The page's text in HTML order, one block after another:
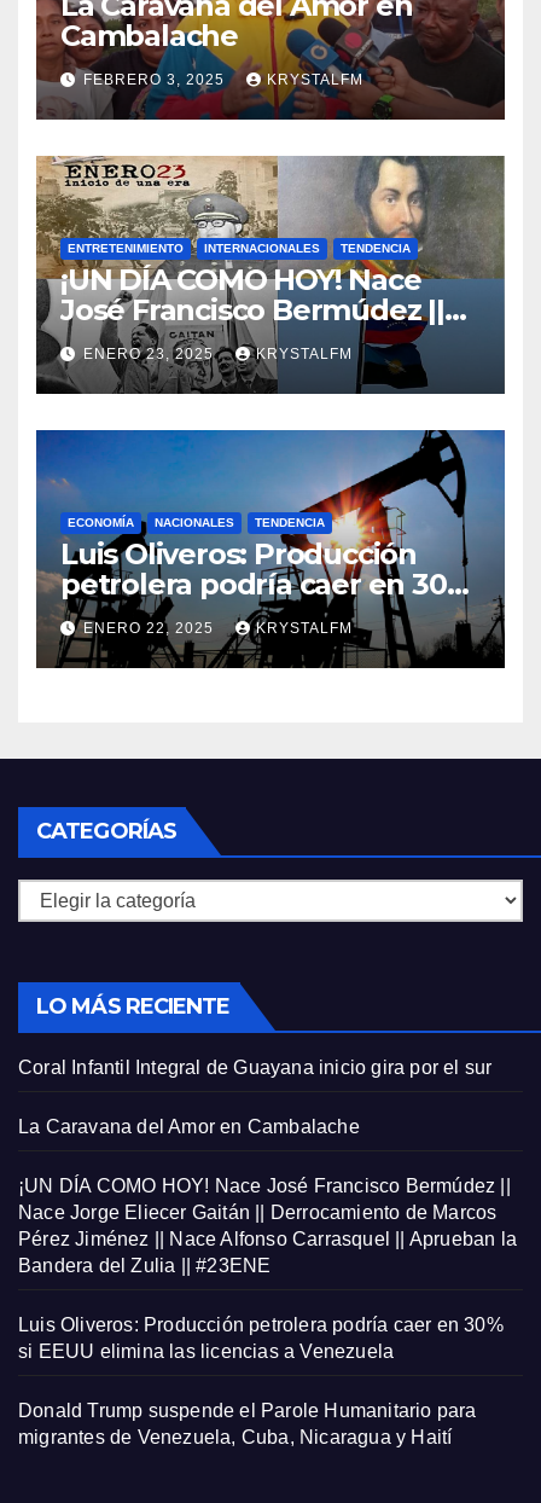
Cambalache
FEBRERO 3, 2025 KRYSTALFM
ENTRETENIMIENTO INTERNACIONALES TENDENCIA
¡UN DÍA COMO HOY! Nace
José Francisco Bermúdez ||
Nace Jorge Eliecer Gaitán ||
Derrocamiento de Marcos
Pérez Jiménez || Nace
Alfonso Carrasquel ||
Aprueban la Bandera del
Zulia || #23ENE
ENERO 23, 2025 KRYSTALFM
ECONOMÍA NACIONALES TENDENCIA
Luis Oliveros: Producción
petrolera podría caer en 30%
si EEUU elimina las licencias a
Venezuela
ENERO 22, 2025 KRYSTALFM
CATEGORÍAS
Categorías
LO MÁS RECIENTE
Coral Infantil Integral de Guayana inicio gira por el sur
La Caravana del Amor en Cambalache
¡UN DÍA COMO HOY! Nace José Francisco Bermúdez ||
Nace Jorge Eliecer Gaitán || Derrocamiento de Marcos
Pérez Jiménez || Nace Alfonso Carrasquel || Aprueban la
Bandera del Zulia || #23ENE
Luis Oliveros: Producción petrolera podría caer en 30%
si EEUU elimina las licencias a Venezuela
Donald Trump suspende el Parole Humanitario para
migrantes de Venezuela, Cuba, Nicaragua y Haití